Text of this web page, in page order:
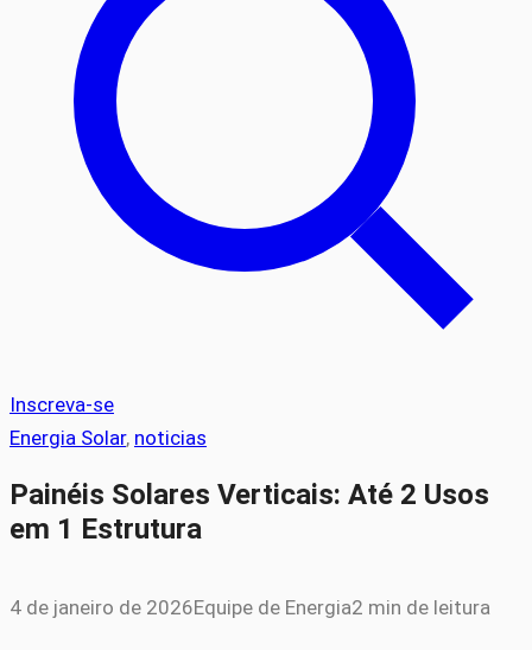
Inscreva-se
Energia Solar, noticias
Painéis Solares Verticais: Até 2 Usos
em 1 Estrutura
4 de janeiro de 2026Equipe de Energia2 min de leitura